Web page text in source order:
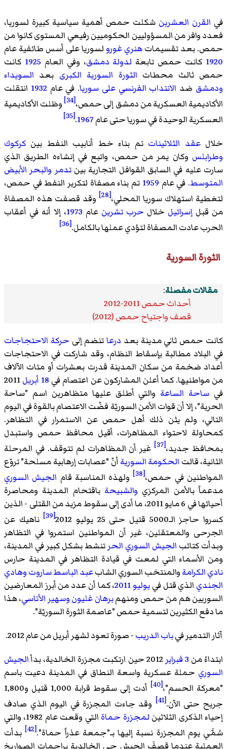
في القرن العشرين شكلت حمص أهمية سياسية كبيرة لسوريا،
فعدد وافر من المسؤوليين الحكوميين رفيعي المستوى كانوا من
حمص. بعد تقسيماتهنري غورو لسوريا على أسس طائفية عام
1920 كانت حمص تابعة لدولة دمشق، وفي العام 1925 كانت
حمص ثالث محطات الثورة السورية الكبرى بعد السويداء
ودمشق ضد الانتداب الفرنسي على سوريا. في عام 1932 انتقلت
الأكاديمية العسكرية من دمشق إلى حمص،[34]
وظلت الأكاديمية
العسكرية الوحيدة في سوريا حتى عام1967
.
[35]
خلالعقد الثلاثينات تم بناء خط أنابيب النفط بين كركوك
وطرابلس وكان يمر من حمص، واتبع في إنشاءه الطريق الذي
سارت عليه في السابق القوافل التجارية بينتدمر والبحر الأبيض
المتوسط. في عام 1959 تم بناء مصفاة لتكرير النفط في حمص،
لتغطية استهلاك سوريا المحلي،[28]
وقد قصفت هذه المصفاة
من قبل إسرائيل خلال حرب تشرين عام 1973، إلا أنه في أعقاب
الحرب عادت المصفاة لتؤدي عملها بالكامل.[36]
الثورة السورية
مقالات مفصلة:
أحداث حمص 2011-2012
قصف واجتياح حمص (2012)
كانت حمص ثاني مدينة بعد درعاتنضم إلى حركة الاحتجاجات
في البلاد مطالبة بإسقاط النظام، وقد شاركت في الاحتجاجات
أعداد ضخمة من سكان المدينة قدرت بعشرات أو مئات الآلاف
من مواطنيها. كما أعلن المشاركون عن اعتصام في 18 أبريل
2011
في ساحة الساعة والتي أطلق عليها متظاهرين اسم "ساحة
الحرية"، إلا أن قوات الأمن السوريّة فضّت الاعتصام بالقوة في اليوم
التالي، ولم يثن ذلك أهل حمص عن الاستمرار في التظاهر.
كمحاولة لاحتواء المظاهرات، أقيل محافظ حمص واستبدل
بمحافظ جديد،[37]
غير أن المظاهرات لم تتوقف. في المرحلة
الثانية، قالت الحكومة السوريةأنّ "عصابات إرهابية مسلحة" تروّع
المواطنين في حمص،[38] ولهذه المناسبة قام الجيش السوري
مدعماً بالأمن المركزي والشبيحة باقتحام المدينة ومحاصرة
أحيائها في 6 مايو 2011
، ما أدى إلى سقوط مزيد من القتلى - الذين
كسروا حاجز الـ5000 قتيل حتى 25 يوليو 2012
[39]
ناهيك عن
الجرحى والمعتقلين، غير أن المواطنين استمروا في التظاهر
وبدأت كتائب الجيش السوري الحرتنشط بشكل كبير في المدينة،
ومن الأسماء التي لمعت في قيادة التظاهر في المدينة حارس
نادي الكرامةوالمنتخب السوري الشابعبد الباسط ساروتوهادي
الجندي الذي قتل فييوليو2011، كما أن عدد من أبرز المعارضين
السوريين هم من حمص ومنهمبرهان غليونوسهير الأتاسي، هذا
ما دفع الكثيرين لتسمية حمص "عاصمة الثورة السوريّة".
آثار التدمير فيباب الدريب- صورة تعود لشهر أبريل من عام 2012.
ابتداءً من 3 فبراير
الجيش
السوري حملة عسكرية واسعة النطاق في المدينة دعيت باسم
"معركة الحسم"،[40]
أدت إلى سقوط قرابة 1,000 قتيل و1,800
جريح حتى الآن.[41]
وقد جاءت المجزرة في اليوم الذي صادف
إحياء الذكرى الثلاثين لمجزرة حماة
التي وقعت عام 1982، والتي
سُمَّي يوم المجزرة نسبة إليها بـ"جمعة عذراً حماة".[42]
بدأت
العملية عندما قصفَ الجيش حي الخالدية براجمات الصواريخ